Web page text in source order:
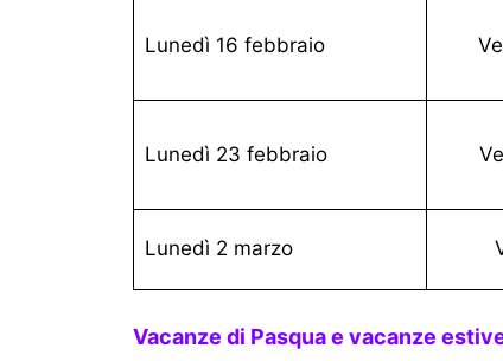
Lunedì 16 febbraio
Lunedì 23 febbraio
Lunedì 2 marzo
Vacanze di Pasqua e vacanze